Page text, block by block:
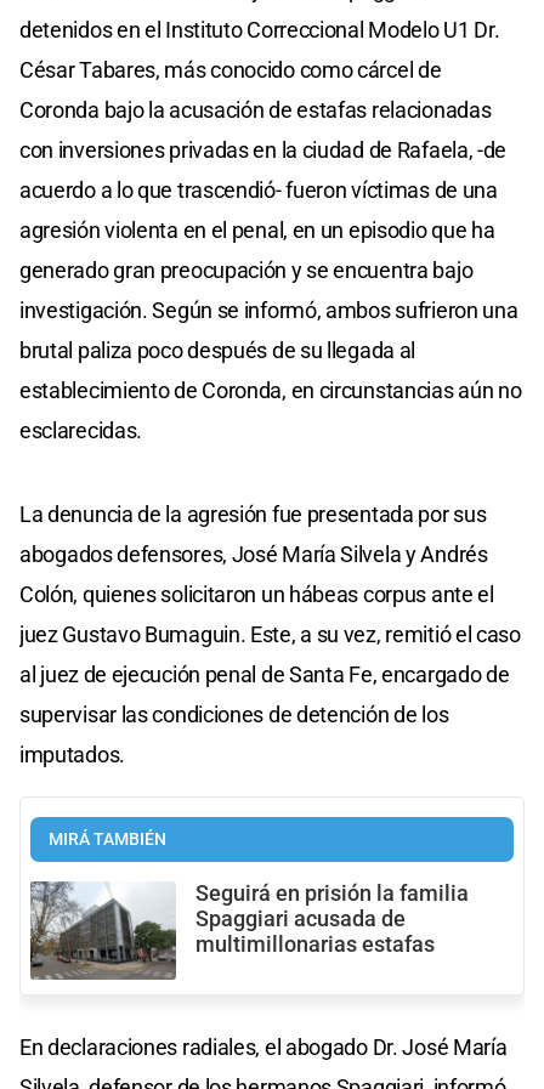
detenidos en el Instituto Correccional Modelo U1 Dr.
César Tabares, más conocido como cárcel de
Coronda bajo la acusación de estafas relacionadas
con inversiones privadas en la ciudad de Rafaela, -de
acuerdo a lo que trascendió- fueron víctimas de una
agresión violenta en el penal, en un episodio que ha
generado gran preocupación y se encuentra bajo
investigación. Según se informó, ambos sufrieron una
brutal paliza poco después de su llegada al
establecimiento de Coronda, en circunstancias aún no
esclarecidas.
La denuncia de la agresión fue presentada por sus
abogados defensores, José María Silvela y Andrés
Colón, quienes solicitaron un hábeas corpus ante el
juez Gustavo Bumaguin. Este, a su vez, remitió el caso
al juez de ejecución penal de Santa Fe, encargado de
supervisar las condiciones de detención de los
imputados.
MIRÁ TAMBIÉN
Seguirá en prisión la familia
Spaggiari acusada de
multimillonarias estafas
En declaraciones radiales, el abogado Dr. José María